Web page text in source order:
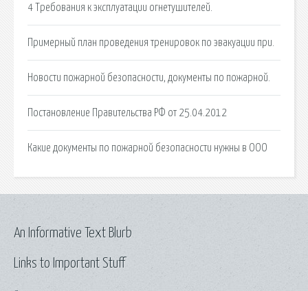
4 Требования к эксплуатации огнетушителей.
Примерный план проведения тренировок по эвакуации при.
Новости пожарной безопасности, документы по пожарной.
Постановление Правительства РФ от 25.04.2012
Какие документы по пожарной безопасности нужны в ООО
Links to Important Stuff
An Informative Text Blurb